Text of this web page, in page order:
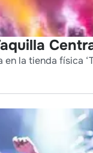
la tienda física